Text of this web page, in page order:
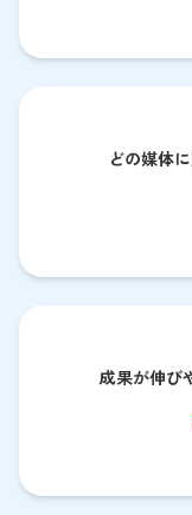
どの媒体
成果が伸び